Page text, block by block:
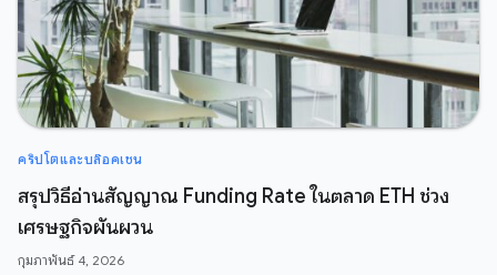
คริปโตและบล๊อคเชน
สรุปวิธีอ่านสัญญาณ Funding Rate ในตลาด ETH ช่วง
เศรษฐกิจผันผวน
กุมภาพันธ์ 4, 2026